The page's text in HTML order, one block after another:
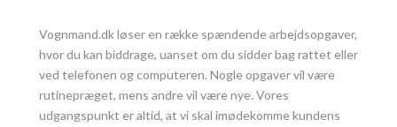
Vognmand.dk løser en række spændende arbejdsopgaver,
hvor du kan biddrage, uanset om du sidder bag rattet eller
ved telefonen og computeren. Nogle opgaver vil være
rutinepræget, mens andre vil være nye.Vores
udgangspunkt er altid, at vi skal imødekomme kundens